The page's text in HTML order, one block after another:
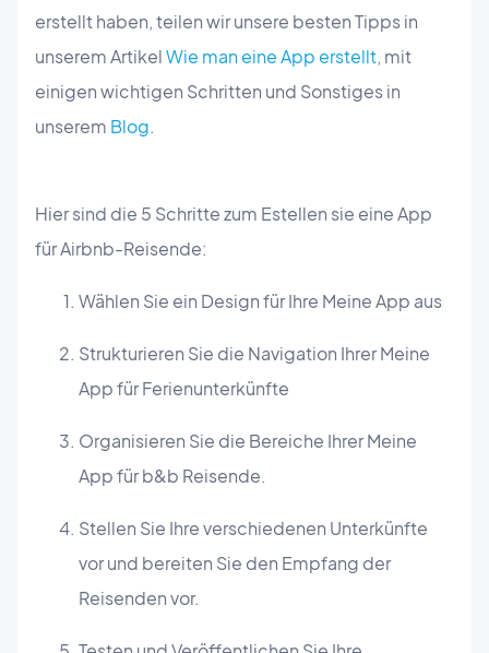
erstellt haben, teilen wir unsere besten Tipps in
unserem ArtikelWie man eine App erstellt, mit
einigen wichtigen Schritten und Sonstiges in
unserem Blog.
Hier sind die 5 Schritte zum Estellen sie eine App
für Airbnb-Reisende:
Wählen Sie ein Design für Ihre Meine App aus
Strukturieren Sie die Navigation Ihrer Meine
App für Ferienunterkünfte
Organisieren Sie die Bereiche Ihrer Meine
App für b&b Reisende.
Stellen Sie Ihre verschiedenen Unterkünfte
vor und bereiten Sie den Empfang der
Reisenden vor.